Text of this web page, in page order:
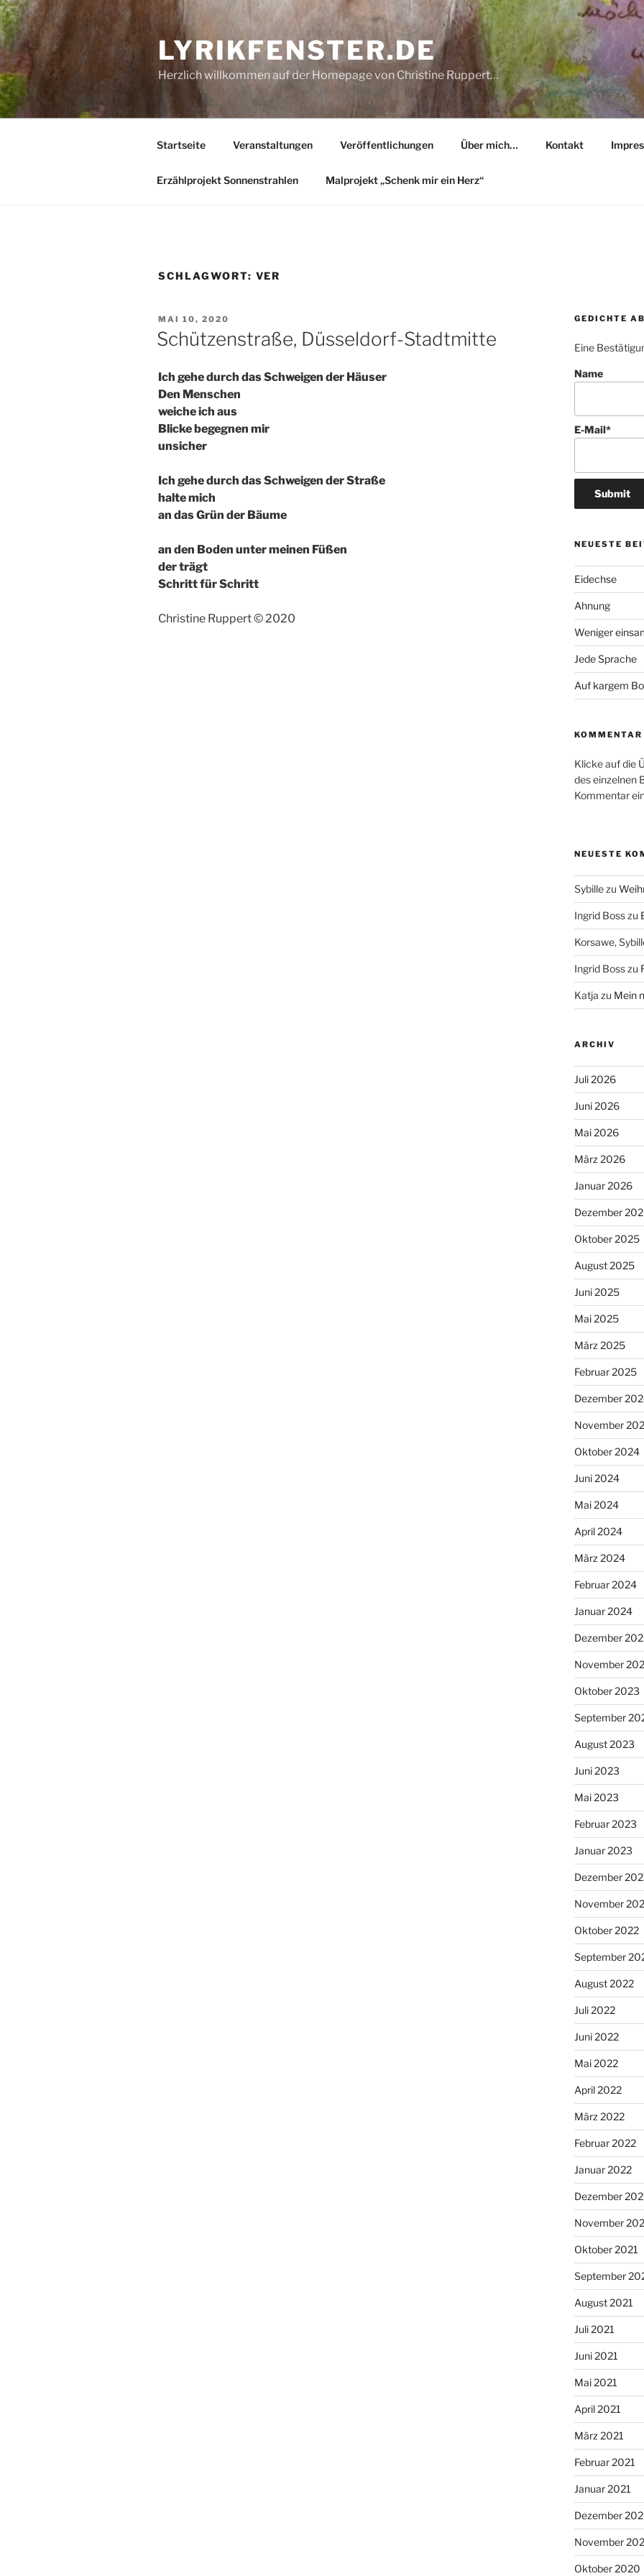
Zum
Inhalt
springen
LYRIKFENSTER.DE
Herzlich willkommen auf der Homepage von Christine Ruppert…
Startseite Veranstaltungen Veröffentlichungen Über mich… Kontakt
Erzählprojekt Sonnenstrahlen Malprojekt „Schenk mir ein Herz“
SCHLAGWORT: VER
VERÖFFENTLICHT
AM
MAI 10, 2020
Schützenstraße, Düsseldorf-Stadtmitte
Ich gehe durch das Schweigen der Häuser
Den Menschen
weiche ich aus
Blicke begegnen mir
unsicher
Ich gehe durch das Schweigen der Straße
halte mich
an das Grün der Bäume
an den Boden unter meinen Füßen
der trägt
Schritt für Schritt
Christine Ruppert © 2020
GEDICHTE
Eine
Name
E-Mail*
NEUESTE
Eidechse
Ahnung
Weniger
Jede Sprache
Auf kargem
Klicke auf die
des einzelnen
Kommentar
NEUESTE
Sybillezu
Ingrid Bosszu
Korsawe,
Ingrid Bosszu
Katja zu Mein
ARCHIV
Juli 2026
Juni 2026
Mai 2026
März 2026
Januar 2026
Dezember
Oktober 2025
August 2025
Juni 2025
Mai 2025
März 2025
Februar 2025
Dezember
November
Oktober 2024
Juni 2024
Mai 2024
April 2024
März 2024
Februar 2024
Januar 2024
Dezember
November
Oktober 2023
September
August 2023
Juni 2023
Mai 2023
Februar 2023
Januar 2023
Dezember
November
Oktober 2022
September
August 2022
Juli 2022
Juni 2022
Mai 2022
April 2022
März 2022
Februar 2022
Januar 2022
Dezember
November
Oktober 2021
September
August 2021
Juli 2021
Juni 2021
Mai 2021
April 2021
März 2021
Februar 2021
Januar 2021
Dezember
November
Oktober 2020